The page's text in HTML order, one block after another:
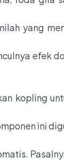
yang
efek
kopling
ini